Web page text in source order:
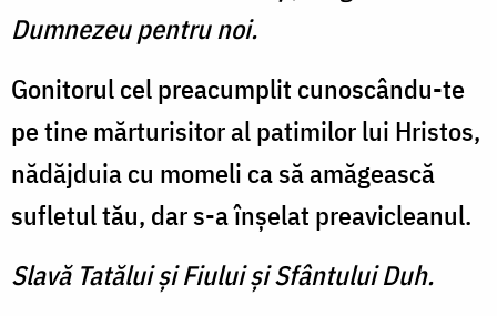
Dumnezeu pentru noi.
Gonitorul cel preacumplit cunoscându-te
pe tine mărturisitor al patimilor lui Hristos,
nădăjduia cu momeli ca să amăgească
sufletul tău, dar s-a înşelat preavicleanul.
Slavă Tatălui şi Fiului şi Sfântului Duh.